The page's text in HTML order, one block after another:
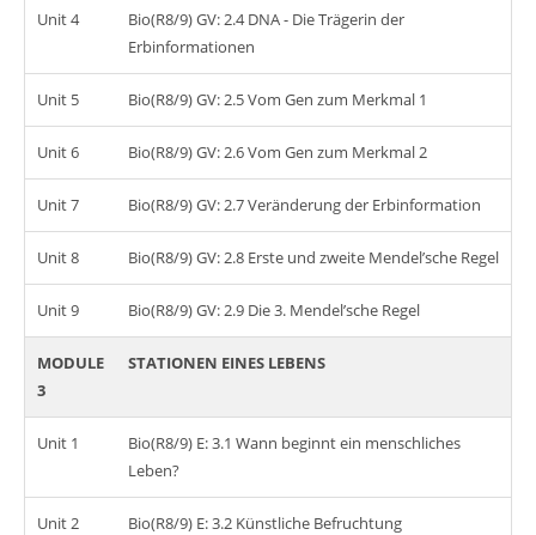
Unit 4
Bio(R8/9) GV: 2.4 DNA - Die Trägerin der
Erbinformationen
Unit 5 Bio(R8/9) GV: 2.5 Vom Gen zum Merkmal 1
Unit 6 Bio(R8/9) GV: 2.6 Vom Gen zum Merkmal 2
Unit 7 Bio(R8/9) GV: 2.7 Veränderung der Erbinformation
Unit 8 Bio(R8/9) GV: 2.8 Erste und zweite Mendel’sche Regel
Unit 9 Bio(R8/9) GV: 2.9 Die 3. Mendel’sche Regel
MODULE
3
STATIONEN EINES LEBENS
Unit 1
Bio(R8/9) E: 3.1 Wann beginnt ein menschliches
Leben?
Unit 2 Bio(R8/9) E: 3.2 Künstliche Befruchtung